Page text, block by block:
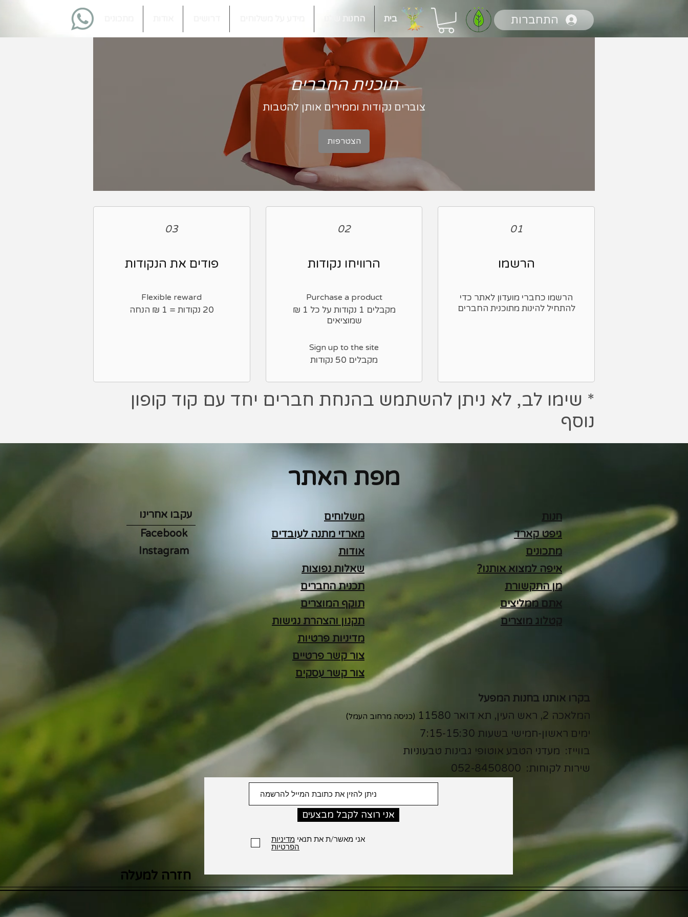
החנות שלנו בית התחברות
תוכנית החברים
צוברים נקודות וממירים אותן להטבות
הצטרפות
01
הרשמו
הרשמו כחברי מועדון לאתר כדי
להתחיל להינות מתוכנית החברים
02
הרוויחו נקודות
Purchase a product
מקבלים 1 ‏נקודות על כל ‏1 ‏₪
שמוציאים
Sign up to the site
מקבלים 50 ‏נקודות
03
פודים את הנקודות
Flexible reward
20 נקודות = ‏1 ‏₪ הנחה
* שימו לב, לא ניתן להשתמש בהנחת חברים יחד עם קוד קופון
נוסף
מפת האתר
עקבו אחרינו
Facebook
Instagram
משלוחים
מארזי מתנה לעובדים
אודות
שאלות נפוצות
תכנית החברים
תוקף המוצרים
תקנון והצהרת נגישות
מדיניות פרטיות
צור קשר פרטיים
צור קשר עסקים
חנות
גיפט קארד
מתכונים
איפה למצוא אותנו?
מן התקשורת
אתם ממליצים
קטלוג מוצרים
בקרו אותנו בחנות המפעל
המלאכה 2, ראש העין, תא דואר 11580
(כניסה מרחוב העמל)
ימים ראשון-חמישי בשעות 7:15-15:30
בווייז: מעדני הטבע אוטופי גבינות טבעוניות
שירות לקוחות: 052-8450800
חזרה למעלה
אני רוצה לקבל מבצעים
אני מאשר/ת את תנאי מדיניות
הפרטיות